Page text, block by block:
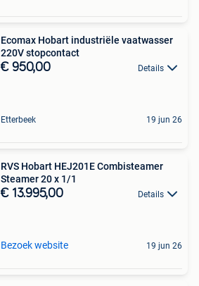
Ecomax Hobart industriële vaatwasser
220V stopcontact
€ 950,00 Details
Etterbeek 19 jun 26
RVS Hobart HEJ201E Combisteamer
Steamer 20 x 1/1
€ 13.995,00 Details
Bezoek website 19 jun 26